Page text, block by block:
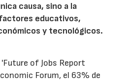
causa, sino a la
educativos,
y tecnológicos.
of Jobs Report
Forum, el 63% de